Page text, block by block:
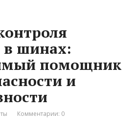
в шинах:
помощник
и
Комментарии: 0